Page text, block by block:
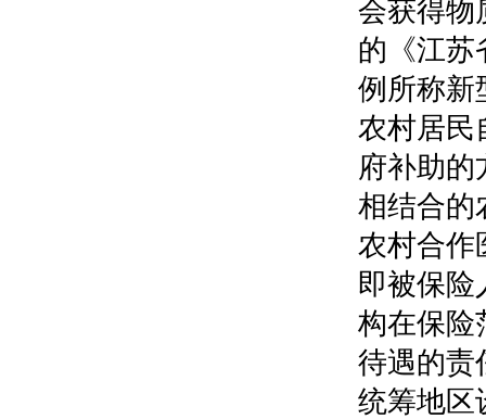
会获得物
的《江苏
例所称新
农村居民
府补助的
相结合的
农村合作
即被保险
构在保险
待遇的责
统筹地区